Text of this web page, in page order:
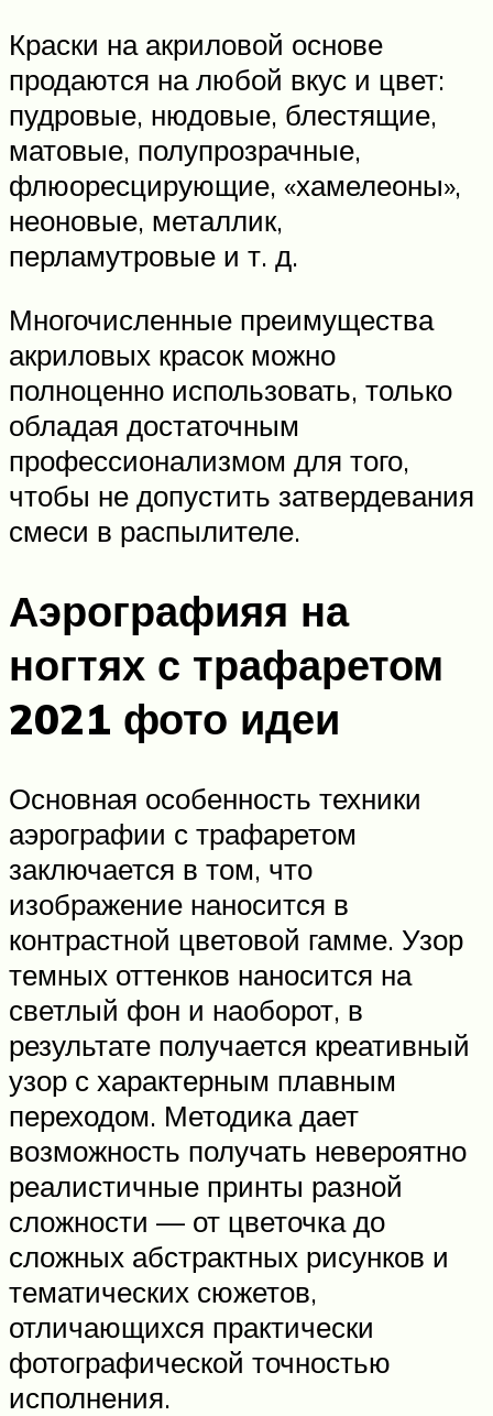
Краски на акриловой основе
продаются на любой вкус и цвет:
пудровые, нюдовые, блестящие,
матовые, полупрозрачные,
флюоресцирующие, «хамелеоны»,
неоновые, металлик,
перламутровые и т. д.
Многочисленные преимущества
акриловых красок можно
полноценно использовать, только
обладая достаточным
профессионализмом для того,
чтобы не допустить затвердевания
смеси в распылителе.
Аэрографияя на
ногтях с трафаретом
2021 фото идеи
Основная особенность техники
аэрографии с трафаретом
заключается в том, что
изображение наносится в
контрастной цветовой гамме. Узор
темных оттенков наносится на
светлый фон и наоборот, в
результате получается креативный
узор с характерным плавным
переходом. Методика дает
возможность получать невероятно
реалистичные принты разной
сложности — от цветочка до
сложных абстрактных рисунков и
тематических сюжетов,
отличающихся практически
фотографической точностью
исполнения.